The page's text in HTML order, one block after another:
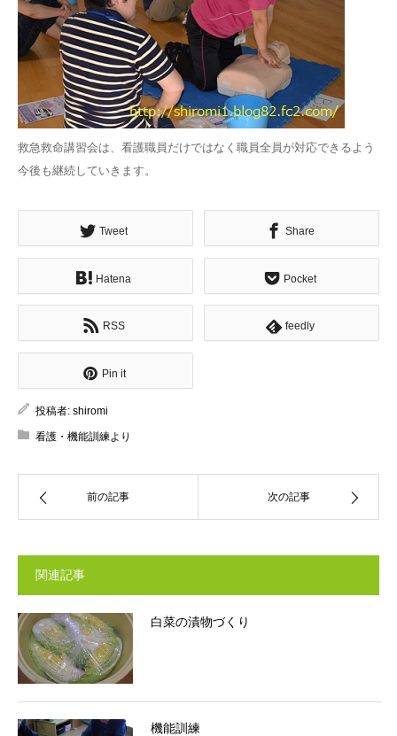
救急救命講習会は、看護職員だけではなく職員全員が対応できるよう
今後も継続していきます。
Tweet Share
Hatena Pocket
RSS feedly
Pin it
投稿者: shiromi
看護・機能訓練より
前の記事 次の記事
関連記事
白菜の漬物づくり
機能訓練